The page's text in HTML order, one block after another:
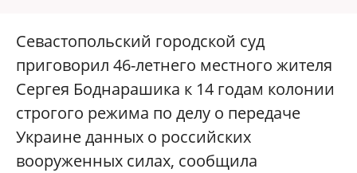
Севастопольский городской суд
приговорил 46-летнего местного жителя
Сергея Боднарашика к 14 годам колонии
строгого режима по делу о передаче
Украине данных о российских
вооруженных силах, сообщила